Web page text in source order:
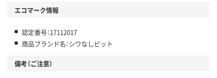
エコマーク情報
認定番号：17112017
商品ブランド名：シワなしピット
備考（ご注意）